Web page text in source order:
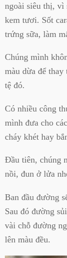
ngoài siêu thị, vì
kem tươi. Sốt
trứng sữa, làm
Chúng mình
màu dừa để
tệ đó.
Có nhiều công
mình đưa cho
cháy khét hay
Đầu tiên, chúng
nồi, đun ở lửa
Ban đầu đường
Sau đó đường
vài chỗ đường
lên màu đều.